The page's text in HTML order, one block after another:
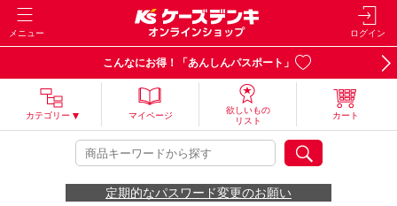
メニュー ログイン
こんなにお得！「あんしんパスポート」
カテゴリー マイページ
欲しいもの
リスト
カート
定期的なパスワード変更のお願い